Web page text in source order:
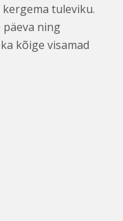
tuleviku.
ning
kõige visamad